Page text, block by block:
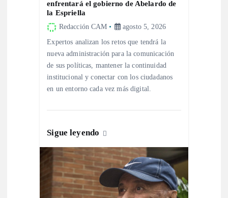
enfrentará el gobierno de Abelardo de
la Espriella
Redacción CAM agosto 5, 2026
Expertos analizan los retos que tendrá la
nueva administración para la comunicación
de sus políticas, mantener la continuidad
institucional y conectar con los ciudadanos
en un entorno cada vez más digital.
Sigue leyendo